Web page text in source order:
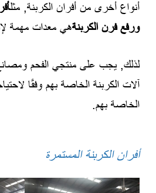
أنواع أخرى من أفران الكربنة, مثل
ورفع فرن الكربنةهي معدات مهمة
لذلك, يجب على منتجي الفحم ومصانع
آلات الكربنة الخاصة بهم وفقًا
الخاصة بهم.
أفران الكربنة المستمرة